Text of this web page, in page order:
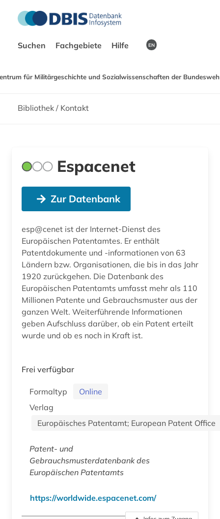
Suchen Fachgebiete Hilfe EN
für Militärgeschichte und Sozialwissenschaften der
Bibliothek / Kontakt
Espacenet
Zur Datenbank
esp@cenet ist der Internet-Dienst des
Europäischen Patentamtes. Er enthält
Patentdokumente und -informationen von 63
Ländern bzw. Organisationen, die bis in das Jahr
1920 zurückgehen. Die Datenbank des
Europäischen Patentamts umfasst mehr als 110
Millionen Patente und Gebrauchsmuster aus der
ganzen Welt. Weiterführende Informationen
geben Aufschluss darüber, ob ein Patent erteilt
wurde und ob es noch in Kraft ist.
Frei verfügbar
Formaltyp
Online
Verlag
Europäisches Patentamt; European Patent Office
Patent- und
Gebrauchsmusterdatenbank des
Europäischen Patentamts
https://worldwide.espacenet.com/